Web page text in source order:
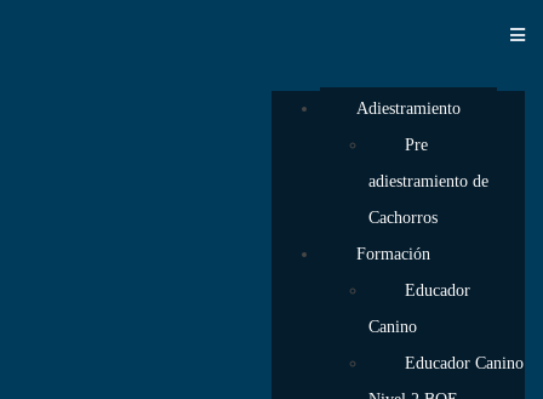
Adiestramiento
Pre
adiestramiento de
Cachorros
Formación
Educador
Canino
Educador Canino